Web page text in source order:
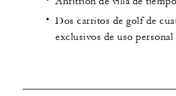
Dos carritos de golf de
exclusivos de uso personal